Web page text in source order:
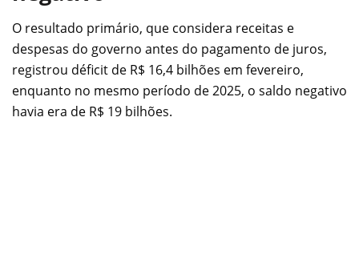
O resultado primário, que considera receitas e
despesas do governo antes do pagamento de juros,
registrou déficit de R$ 16,4 bilhões em fevereiro,
enquanto no mesmo período de 2025, o saldo negativo
havia era de R$ 19 bilhões.